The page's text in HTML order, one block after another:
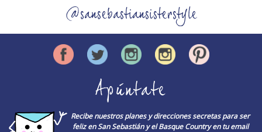
@sansebastiansisterstyle
Apúntate
Recibe nuestros planes y direcciones secretas para ser
feliz en San Sebastián y el Basque Country en tu email